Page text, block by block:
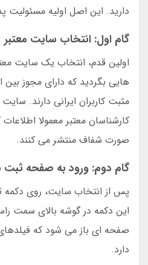
دارید. این اصل اولیه
گام اول: انتخاب سایت معتبر
اولین قدم، انتخاب یک سایت
هایی بگردید که دارای مجوز
مثبت کاربران ایرانی دارند.
کارشناسان معتبر معمولا
صورت شفاف منتشر می کنند.
گام دوم: ورود به صفحه ثبت
پس از انتخاب سایت، روی دکمه
این دکمه در گوشه بالای سمت
صفحه ای باز می شود که
دارد.